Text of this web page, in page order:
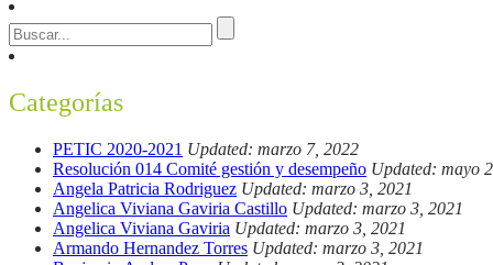
Categorías
PETIC 2020-2021 Updated: marzo 7, 2022
Resolución 014 Comité gestión y desempeño Updated: mayo
Angela Patricia Rodriguez Updated: marzo 3, 2021
Angelica Viviana Gaviria Castillo Updated: marzo 3, 2021
Angelica Viviana Gaviria Updated: marzo 3, 2021
Armando Hernandez Torres Updated: marzo 3, 2021